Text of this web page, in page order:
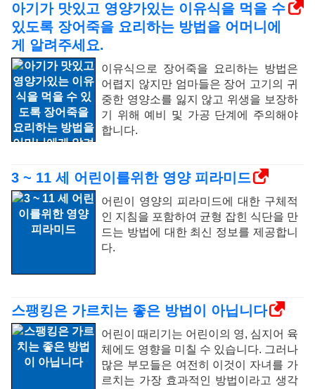
아기가 맛있고 영양가있는 이유식을 먹을 수
있도록 장어죽을 요리하는 방법을 어머니에
게 알려주세요.
이유식으로 장어죽을 요리하는 방법은
어렵지 않지만 엄마들은 장어 고기의 귀
중한 영양소를 잃지 않고 위생을 보장하
기 위해 예비 및 가공 단계에 주의해야
합니다.
3 ~ 11 세 어린이를위한 영양 피라미드
어린이 영양의 피라미드에 대한 구체적
인 지침을 포함하여 균형 잡힌 식단을 만
드는 방법에 대한 최신 정보를 제공합니
다.
스팽킹은 가르치는 좋은 방법이 아닙니다
어린이 때리기는 어린이의 영, 심지어 육
체에도 영향을 미칠 수 있습니다. 그러나
많은 부모들은 여전히 ​​이것이 자녀를 가
르치는 가장 효과적인 방법이라고 생각